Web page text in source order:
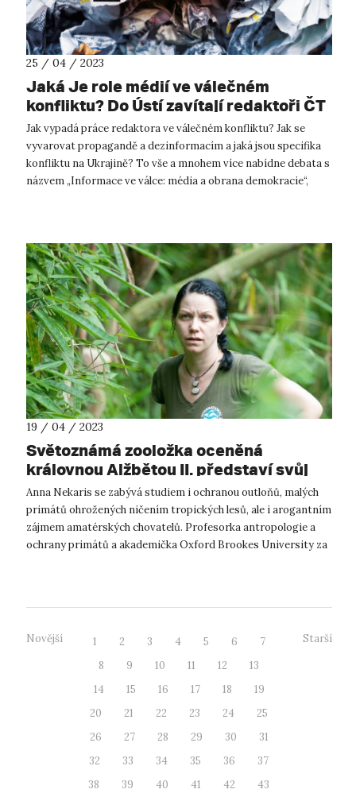
25 / 04 / 2023
Jaká Je role médií ve válečném
konfliktu? Do Ústí zavítají redaktoři ČT
Jak vypadá práce redaktora ve válečném konfliktu? Jak se
vyvarovat propagandě a dezinformacím a jaká jsou specifika
konfliktu na Ukrajině? To vše a mnohem více nabídne debata s
názvem „Informace ve válce: média a obrana demokracie“,
19 / 04 / 2023
Světoznámá zooložka oceněná
královnou Alžbětou II. představí svůj
výzkum studentům UJEP i veřejnosti
Anna Nekaris se zabývá studiem i ochranou outloňů, malých
primátů ohrožených ničením tropických lesů, ale i arogantním
zájmem amatérských chovatelů. Profesorka antropologie a
ochrany primátů a akademička Oxford Brookes University za
Novější 1 2 3 4 5 6
7
8
9 10 11 12
13
14
15 16 17 18
19
20
21 22 23 24
25
26
27 28 29 30
31
32
33 34 35 36
37
38
39 40 41 42 43
Starší